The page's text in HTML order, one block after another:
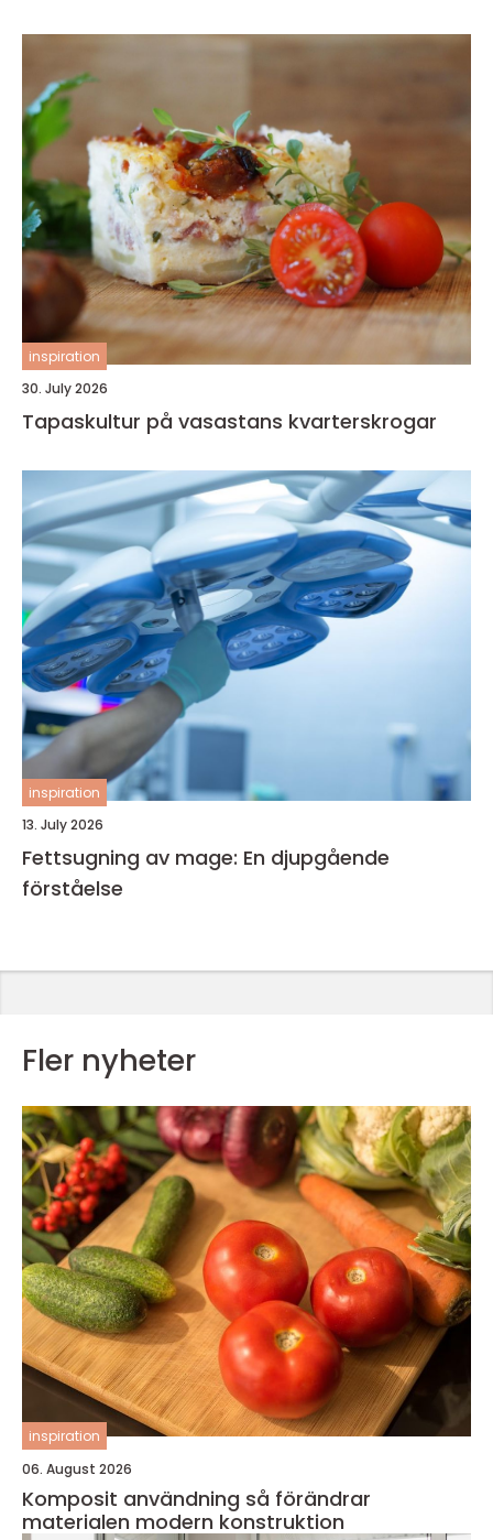
inspiration
30. July 2026
Tapaskultur på vasastans kvarterskrogar
inspiration
13. July 2026
Fettsugning av mage: En djupgående
förståelse
Fler nyheter
inspiration
06. August 2026
Komposit användning så förändrar
materialen modern konstruktion